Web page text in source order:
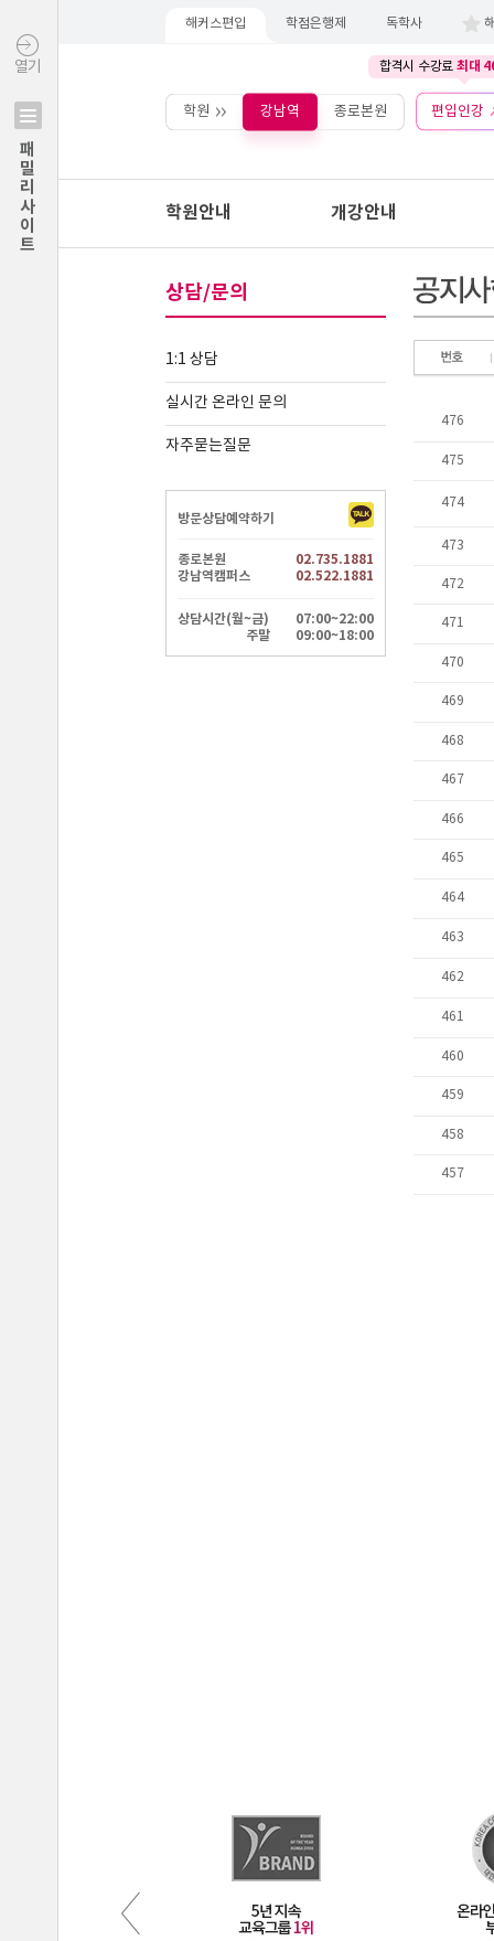
열기
패밀리사이트
해커스편입 학점은행제 독학사
합격시 수강료 최대
학원 강남역 종로본원 편입인강
학원안내 개강안내
상담/문의
1:1 상담
실시간 온라인 문의
자주묻는질문
방문상담예약하기
종로본원
02.735.1881
강남역캠퍼스
02.522.1881
상담시간(월~금)
07:00~22:00
주말
09:00~18:00